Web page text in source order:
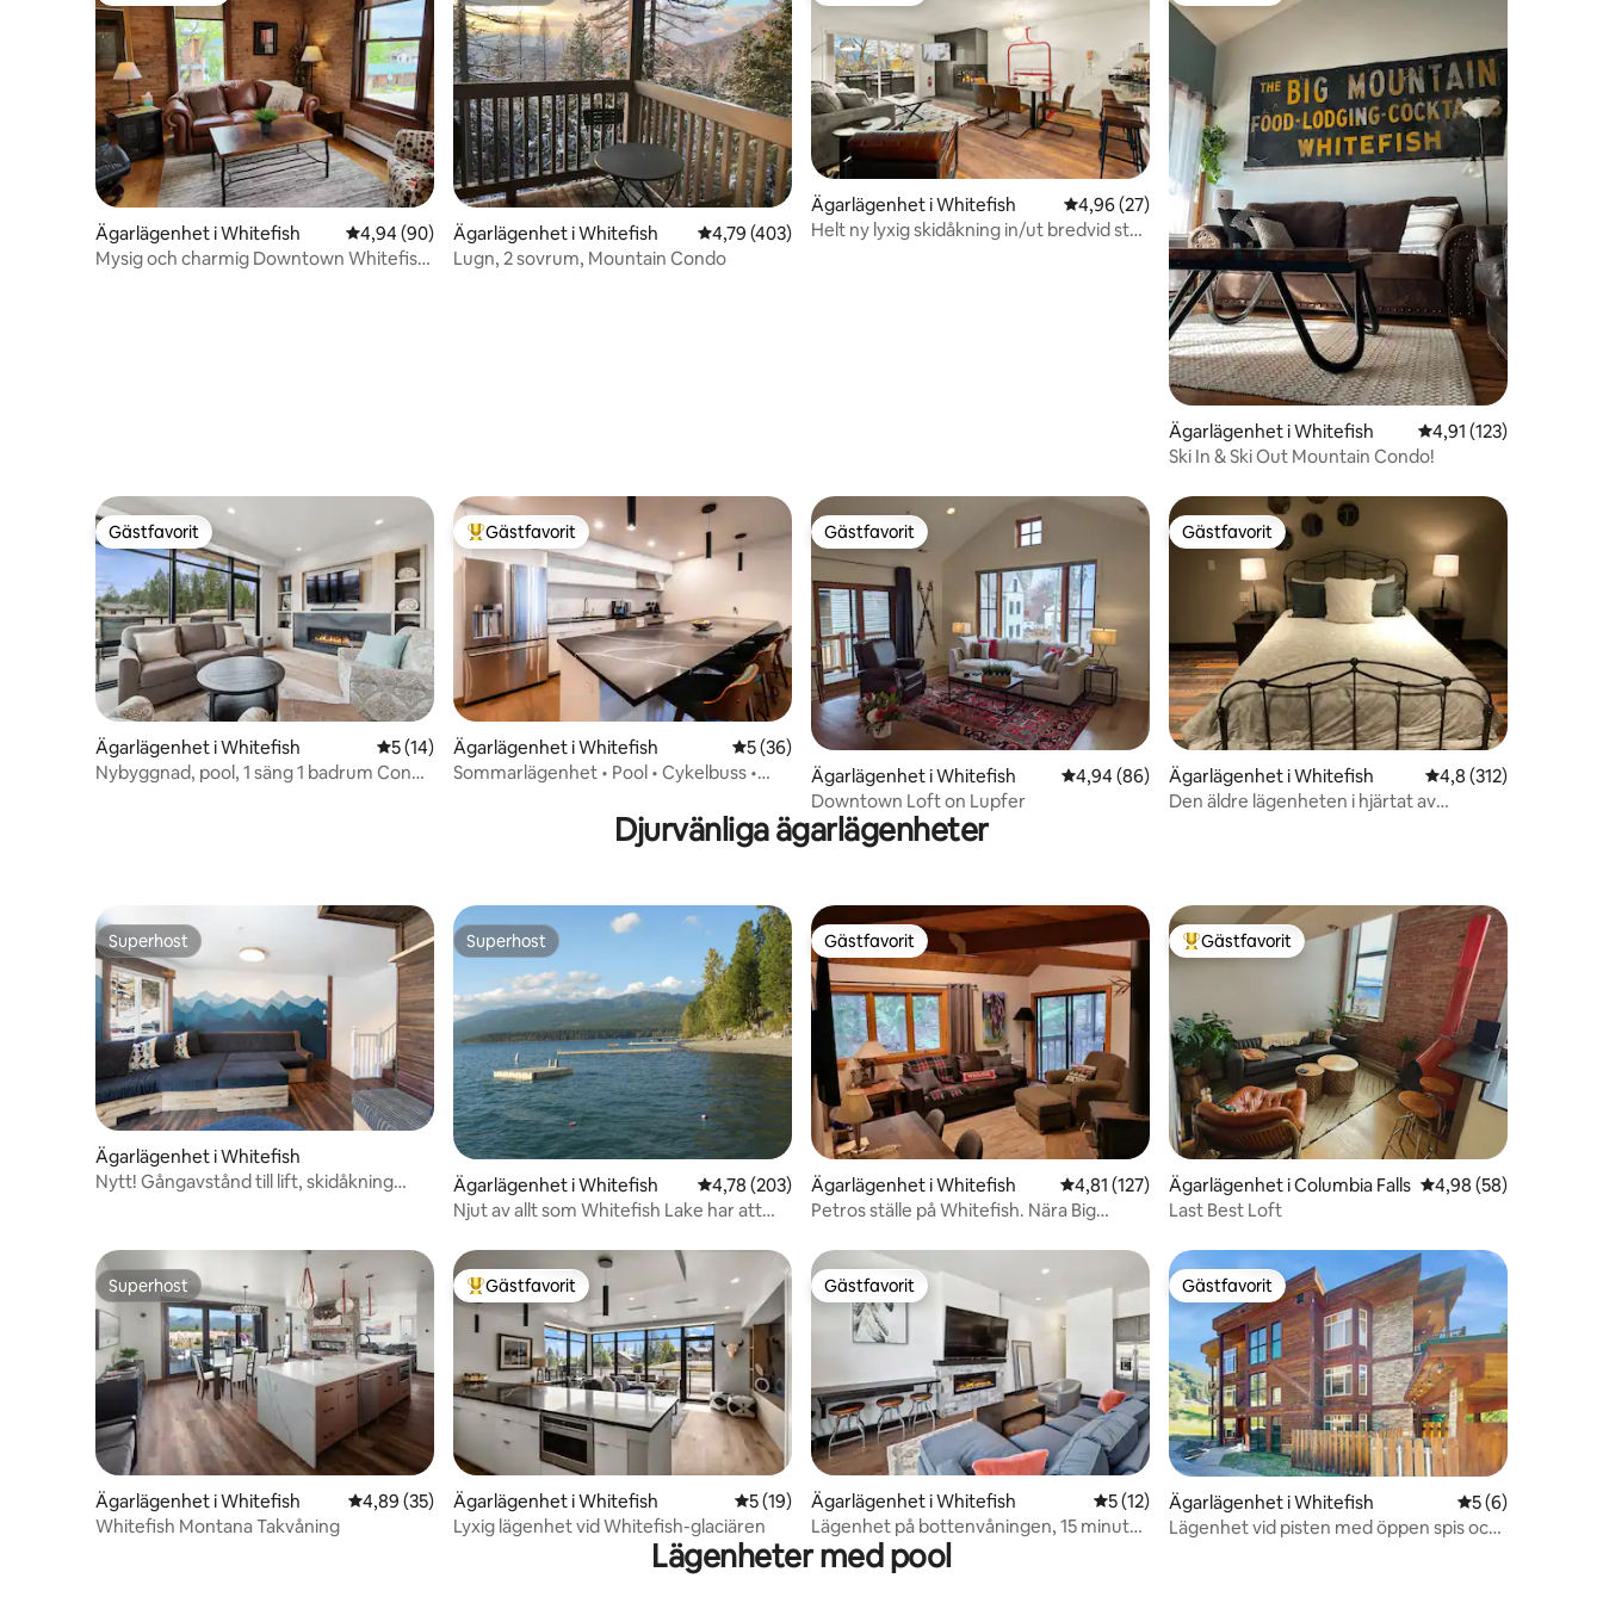
Ägarlägenhet i Whitefish 4,94 av 5 i genomsnittligt betyg, 90 omdömen
4,94 (90)
Mysig och charmig Downtown Whitefish
Ägarlägenhet i Whitefish 4,79 av 5 i genomsnittligt betyg, 403 omdömen
4,79 (403)
Lugn, 2 sovrum, Mountain Condo
Ägarlägenhet i Whitefish 4,96 av 5 i genomsnittligt betyg, 27 omdömen
4,96 (27)
Helt ny lyxig skidåkning in/ut bredvid stol
Ägarlägenhet i Whitefish 4,91 av 5 i
4,91 (123)
Ski In & Ski Out Mountain Condo!
Gästfavorit
Gästfavorit
Ägarlägenhet i Whitefish 5 av 5 i genomsnittligt betyg, 14 omdömen
5 (14)
Nybyggnad, pool, 1 säng 1 badrum Condo
Populär gästfavorit
Gästfavorit
Ägarlägenhet i Whitefish 5 av 5 i genomsnittligt betyg, 36 omdömen
5 (36)
Sommarlägenhet • Pool • Cykelbuss •
Gästfavorit
Gästfavorit
Ägarlägenhet i Whitefish 4,94 av 5 i genomsnittligt betyg, 86 omdömen
4,94 (86)
Downtown Loft on Lupfer
Gästfavorit
Gästfavorit
Ägarlägenhet i Whitefish 4,8 av 5 i
4,8 (312)
Den äldre lägenheten i hjärtat av
Djurvänliga ägarlägenheter
Superhost
Superhost
Ägarlägenhet i Whitefish
Nytt! Gångavstånd till lift, skidåkning
Superhost
Superhost
Ägarlägenhet i Whitefish 4,78 av 5 i genomsnittligt betyg, 203 omdömen
4,78 (203)
Njut av allt som Whitefish Lake har att
Gästfavorit
Gästfavorit
Ägarlägenhet i Whitefish 4,81 av 5 i genomsnittligt betyg, 127 omdömen
4,81 (127)
Petros ställe på Whitefish. Nära Big
Populär gästfavorit
Gästfavorit
Ägarlägenhet i Columbia Falls 4,98 av 5 i
4,98 (58)
Last Best Loft
Superhost
Superhost
Ägarlägenhet i Whitefish 4,89 av 5 i genomsnittligt betyg, 35 omdömen
4,89 (35)
Whitefish Montana Takvåning
Populär gästfavorit
Gästfavorit
Ägarlägenhet i Whitefish 5 av 5 i genomsnittligt betyg, 19 omdömen
5 (19)
Lyxig lägenhet vid Whitefish-glaciären
Gästfavorit
Gästfavorit
Ägarlägenhet i Whitefish 5 av 5 i genomsnittligt betyg, 12 omdömen
5 (12)
Lägenhet på bottenvåningen, 15 minuter
till resorten
Gästfavorit
Gästfavorit
Ägarlägenhet i Whitefish 5 av 5 i
5 (6)
Lägenhet vid pisten med öppen spis och
Lägenheter med pool